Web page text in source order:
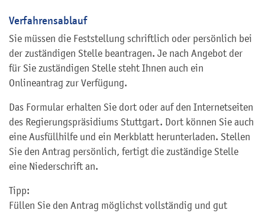
Verfahrensablauf
Sie müssen die Feststellung schriftlich oder persönlich bei
der zuständigen Stelle beantragen. Je nach Angebot der
für Sie zuständigen Stelle steht Ihnen auch ein
Onlineantrag zur Verfügung.
Das Formular erhalten Sie dort oder auf den Internetseiten
des Regierungspräsidiums Stuttgart. Dort können Sie auch
eine Ausfüllhilfe und ein Merkblatt herunterladen. Stellen
Sie den Antrag persönlich, fertigt die zuständige Stelle
eine Niederschrift an.
Tipp:
Füllen Sie den Antrag möglichst vollständig und gut